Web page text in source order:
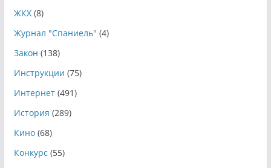
ЖКХ(8)
Журнал "Спаниель" (4)
Закон (138)
Инструкции (75)
Интернет(491)
История (289)
Кино(68)
Конкурс (55)